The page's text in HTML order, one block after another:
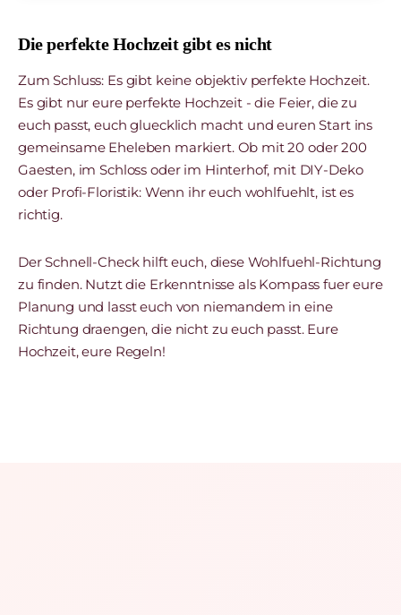
Die perfekte Hochzeit gibt es nicht
Zum Schluss: Es gibt keine objektiv perfekte Hochzeit.
Es gibt nur eure perfekte Hochzeit - die Feier, die zu
euch passt, euch gluecklich macht und euren Start ins
gemeinsame Eheleben markiert. Ob mit 20 oder 200
Gaesten, im Schloss oder im Hinterhof, mit DIY-Deko
oder Profi-Floristik: Wenn ihr euch wohlfuehlt, ist es
richtig.
Der Schnell-Check hilft euch, diese Wohlfuehl-Richtung
zu finden. Nutzt die Erkenntnisse als Kompass fuer eure
Planung und lasst euch von niemandem in eine
Richtung draengen, die nicht zu euch passt. Eure
Hochzeit, eure Regeln!